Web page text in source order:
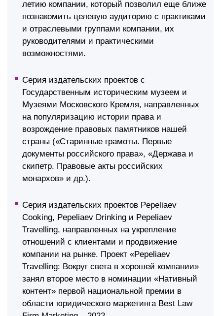
летию компании, который позволил еще ближе
познакомить целевую аудиторию с практиками
и отраслевыми группами компании, их
руководителями и практическими
возможностями.
Серия издательских проектов с
Государственным историческим музеем и
Музеями Московского Кремля, направленных
на популяризацию истории права и
возрождение правовых памятников нашей
страны («Старинные грамоты. Первые
документы российского права», «Держава и
скипетр. Правовые акты российских
монархов» и др.).
Серия издательских проектов Pepeliaev
Cooking, Pepeliaev Drinking и Pepeliaev
Travelling, направленных на укрепление
отношений с клиентами и продвижение
компании на рынке. Проект «Pepeliaev
Travelling: Вокруг света в хорошей компании»
занял второе место в номинации «Нативный
контент» первой национальной премии в
области юридического маркетинга Best Law